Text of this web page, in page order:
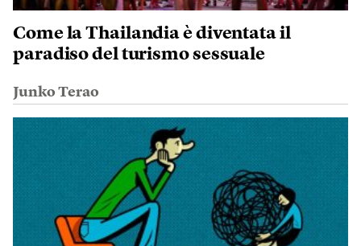
Come la Thailandia è diventata il
paradiso del turismo sessuale
Junko Terao